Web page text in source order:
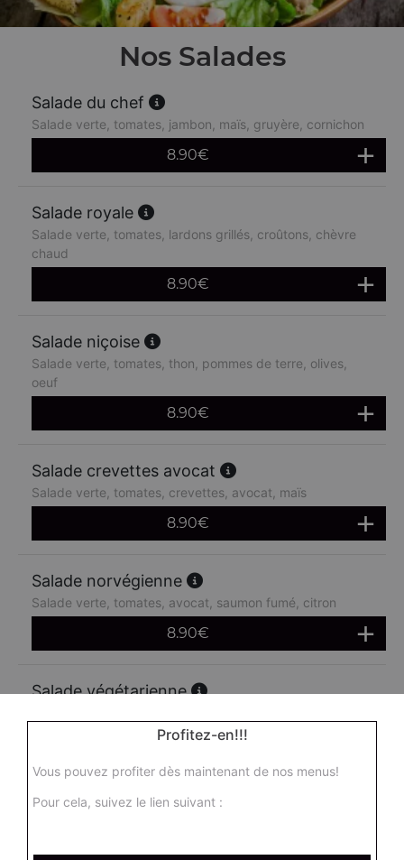
Nos Salades
Salade du chef
Salade verte, tomates, jambon, maïs, gruyère, cornichon
8.90€
Salade royale
Salade verte, tomates, lardons grillés, croûtons, chèvre
chaud
8.90€
Salade niçoise
Salade verte, tomates, thon, pommes de terre, olives,
oeuf
8.90€
Salade crevettes avocat
Salade verte, tomates, crevettes, avocat, maïs
8.90€
Salade norvégienne
Salade verte, tomates, avocat, saumon fumé, citron
8.90€
Salade végétarienne
8.90 €
Profitez-en!!!
Vous pouvez profiter dès maintenant de nos menus!
Pour cela, suivez le lien suivant :